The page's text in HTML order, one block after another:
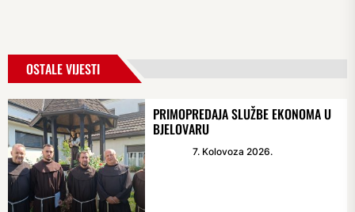
OSTALE VIJESTI
PRIMOPREDAJA SLUŽBE EKONOMA U
BJELOVARU
7. Kolovoza 2026.